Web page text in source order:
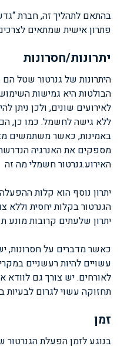
בהתאם לתהליך זה, חברת
פתרון אישית שמתאים
יתרונות/חסרונות
היתרונות של גנרטור שטל
הבולטות היא גמישות
לאירועים שונים, ולכן ניתן
ללא גישה לחשמל. כמו כן,
באמינות, כאשר משתמשים
מספקים את האנרגיה
האירוע.גנרטור חשמלי מה זה
יתרון נוסף הוא קלות
הגנרטור בקלות יחסית וללא
יתרון שלעתים קרובות מונע
כאשר מדברים על חסרונות,
עשויים להיות רעשניים
לאורחים. יש צורך גם לוודא
תחזוקה עשוי לגרום לבעיות
זמן
בנוגע לזמן הפעלת